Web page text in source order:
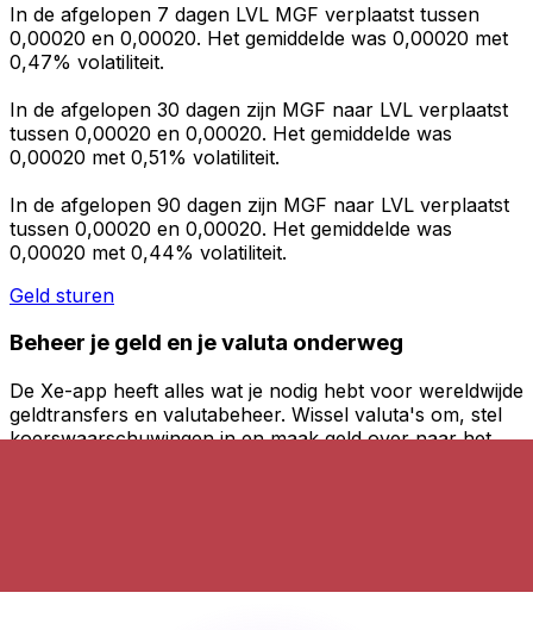
In de afgelopen 7 dagen LVL MGF verplaatst tussen
0,00020 en 0,00020. Het gemiddelde was 0,00020 met
0,47% volatiliteit.
In de afgelopen 30 dagen zijn MGF naar LVL verplaatst
tussen 0,00020 en 0,00020. Het gemiddelde was
0,00020 met 0,51% volatiliteit.
In de afgelopen 90 dagen zijn MGF naar LVL verplaatst
tussen 0,00020 en 0,00020. Het gemiddelde was
0,00020 met 0,44% volatiliteit.
Geld sturen
Beheer je geld en je valuta onderweg
De Xe-app heeft alles wat je nodig hebt voor wereldwijde
geldtransfers en valutabeheer. Wissel valuta's om, stel
koerswaarschuwingen in en maak geld over naar het